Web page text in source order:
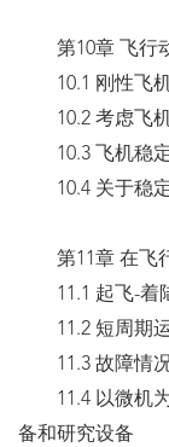
第10章 飞行动
10.1 刚性飞机
10.2 考虑飞机
10.3 飞机稳定
10.4 关于稳定
第11章 在飞行
11.1 起飞-着
11.2 短周期运
11.3 故障情况
11.4 以微机为
备和研究设备